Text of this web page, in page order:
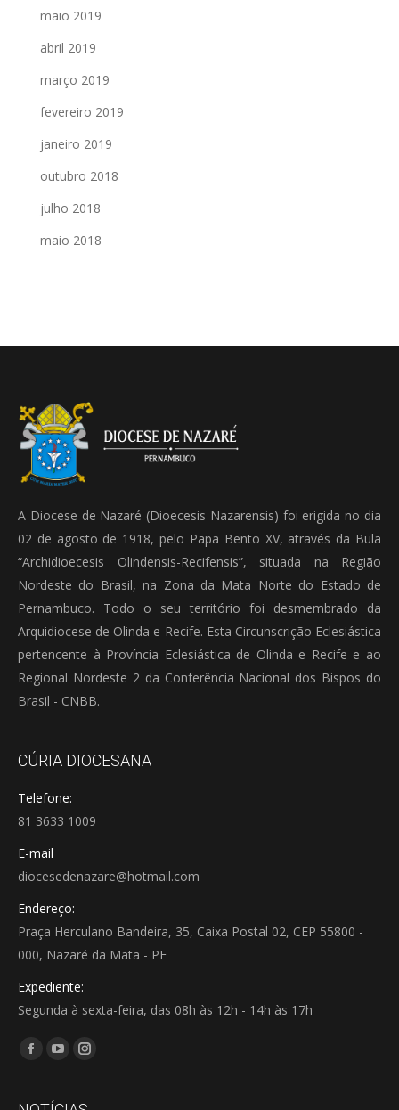
maio 2019
abril 2019
março 2019
fevereiro 2019
janeiro 2019
outubro 2018
julho 2018
maio 2018
A Diocese de Nazaré (Dioecesis Nazarensis) foi erigida no dia
02 de agosto de 1918, pelo Papa Bento XV, através da Bula
“Archidioecesis Olindensis-Recifensis”, situada na Região
Nordeste do Brasil, na Zona da Mata Norte do Estado de
Pernambuco. Todo o seu território foi desmembrado da
Arquidiocese de Olinda e Recife. Esta Circunscrição Eclesiástica
pertencente à Província Eclesiástica de Olinda e Recife e ao
Regional Nordeste 2 da Conferência Nacional dos Bispos do
Brasil - CNBB.
CÚRIA DIOCESANA
Telefone:
81 3633 1009
E-mail
diocesedenazare@hotmail.com
Endereço:
Praça Herculano Bandeira, 35, Caixa Postal 02, CEP 55800 -
000, Nazaré da Mata - PE
Expediente:
Segunda à sexta-feira, das 08h às 12h - 14h às 17h
Encontre-nos em:
Facebook
opens
YouTube
opens
Instagram
opens